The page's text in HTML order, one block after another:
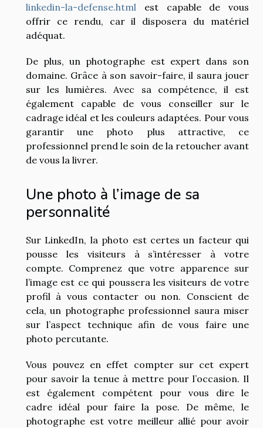
linkedin-la-defense.html est capable de vous
offrir ce rendu, car il disposera du matériel
adéquat.
De plus, un photographe est expert dans son
domaine. Grâce à son savoir-faire, il saura jouer
sur les lumières. Avec sa compétence, il est
également capable de vous conseiller sur le
cadrage idéal et les couleurs adaptées. Pour vous
garantir une photo plus attractive, ce
professionnel prend le soin de la retoucher avant
de vous la livrer.
Une photo à l’image de sa
personnalité
Sur LinkedIn, la photo est certes un facteur qui
pousse les visiteurs à s’intéresser à votre
compte. Comprenez que votre apparence sur
l’image est ce qui poussera les visiteurs de votre
profil à vous contacter ou non. Conscient de
cela, un photographe professionnel saura miser
sur l’aspect technique afin de vous faire une
photo percutante.
Vous pouvez en effet compter sur cet expert
pour savoir la tenue à mettre pour l’occasion. Il
est également compétent pour vous dire le
cadre idéal pour faire la pose. De même, le
photographe est votre meilleur allié pour avoir